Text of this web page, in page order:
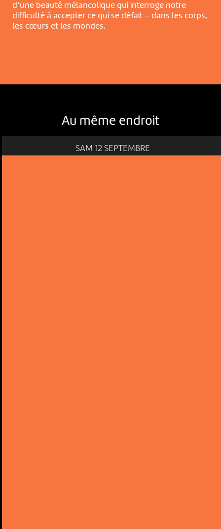
d’une beauté mélancolique qui interroge notre
difficulté à accepter ce qui se défait – dans les corps,
les cœurs et les mondes.
Au même endroit
SAM 12 SEPTEMBRE